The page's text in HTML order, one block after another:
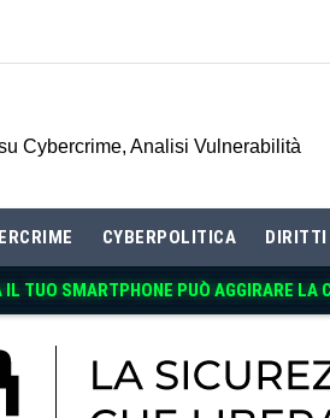
Cybercrime, Analisi Vulnerabilità
CYBERPOLITICA DIRITTI
TUO SMARTPHONE PUÒ AGGIRARE LA